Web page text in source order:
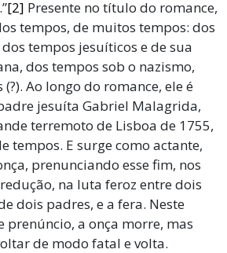
[2] Presente no título do romance,
tempos, de muitos tempos: dos
tempos jesuíticos e de sua
dos tempos sob o nazismo,
Ao longo do romance, ele é
jesuíta Gabriel Malagrida,
terremoto de Lisboa de 1755,
tempos. E surge como actante,
prenunciando esse fim, nos
na luta feroz entre dois
dois padres, e a fera. Neste
prenúncio, a onça morre, mas
de modo fatal e volta.